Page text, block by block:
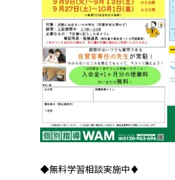
◆無料学習相談実施中♦